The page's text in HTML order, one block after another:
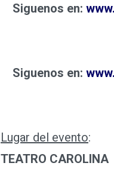
Siguenos en:
Siguenos en:
Lugar del evento:
TEATRO CAROLINA